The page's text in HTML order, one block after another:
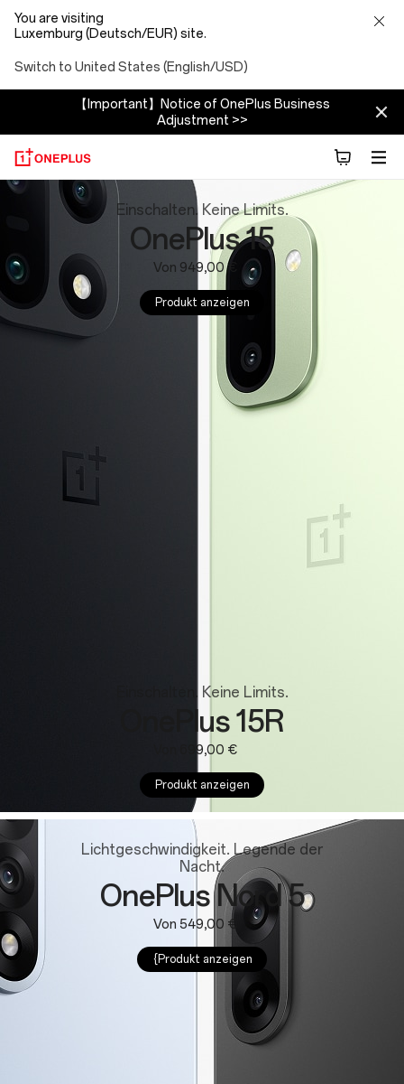
You are visiting
Luxemburg (Deutsch/EUR) site.
Switch to United States (English/USD)
【Important】Notice of OnePlus Business
Adjustment >>
OnePlus
Website:
Phones,
Tablets
Einschalten. Keine Limits.
OnePlus 15
Von 949,00 €
Produkt anzeigen
Einschalten. Keine Limits.
OnePlus 15R
Von 699,00 €
Produkt anzeigen
Lichtgeschwindigkeit. Legende der
Nacht.
OnePlus Nord 5
Von 549,00 €
{Produkt anzeigen